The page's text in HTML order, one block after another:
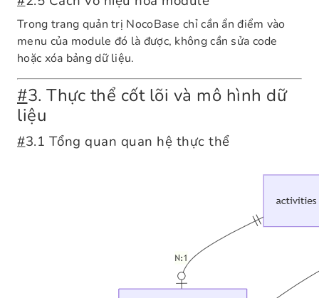
Trong trang quản trị NocoBase chỉ cần ẩn điểm vào
menu của module đó là được, không cần sửa code
hoặc xóa bảng dữ liệu.
#3. Thực thể cốt lõi và mô hình dữ
liệu
#3.1 Tổng quan quan hệ thực thể